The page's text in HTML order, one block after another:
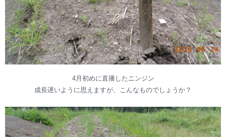
4月初めに直播したニンジン
成長遅いように思えますが、こんなものでしょうか？